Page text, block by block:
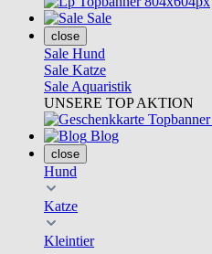
Sale
close
Sale Hund
Sale Katze
Sale Aquaristik
UNSERE TOP AKTION
Blog
close
Hund
Katze
Kleintier